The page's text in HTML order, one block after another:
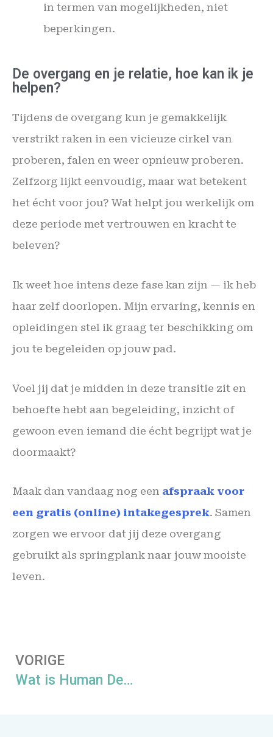
in termen van mogelijkheden, niet
beperkingen.
De overgang en je relatie, hoe kan ik je
helpen?
Tijdens de overgang kun je gemakkelijk
verstrikt raken in een vicieuze cirkel van
proberen, falen en weer opnieuw proberen.
Zelfzorg lijkt eenvoudig, maar wat betekent
het écht voor jou? Wat helpt jou werkelijk om
deze periode met vertrouwen en kracht te
beleven?
Ik weet hoe intens deze fase kan zijn — ik heb
haar zelf doorlopen. Mijn ervaring, kennis en
opleidingen stel ik graag ter beschikking om
jou te begeleiden op jouw pad.
Voel jij dat je midden in deze transitie zit en
behoefte hebt aan begeleiding, inzicht of
gewoon even iemand die écht begrijpt wat je
doormaakt?
Maak dan vandaag nog een afspraak voor
een gratis (online) intakegesprek. Samen
zorgen we ervoor dat jij deze overgang
gebruikt als springplank naar jouw mooiste
leven.
VORIGE
Wat is Human Design? Ontdek jouw unieke blauwdruk voor persoonlijke groei